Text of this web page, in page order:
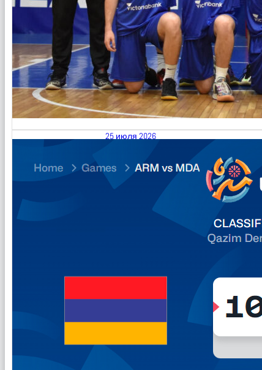
25 июля 2026
26.07.2026 Armenia vs Moldova
Division C
КалендарьТаблица Выберите Обзор
Читать далее